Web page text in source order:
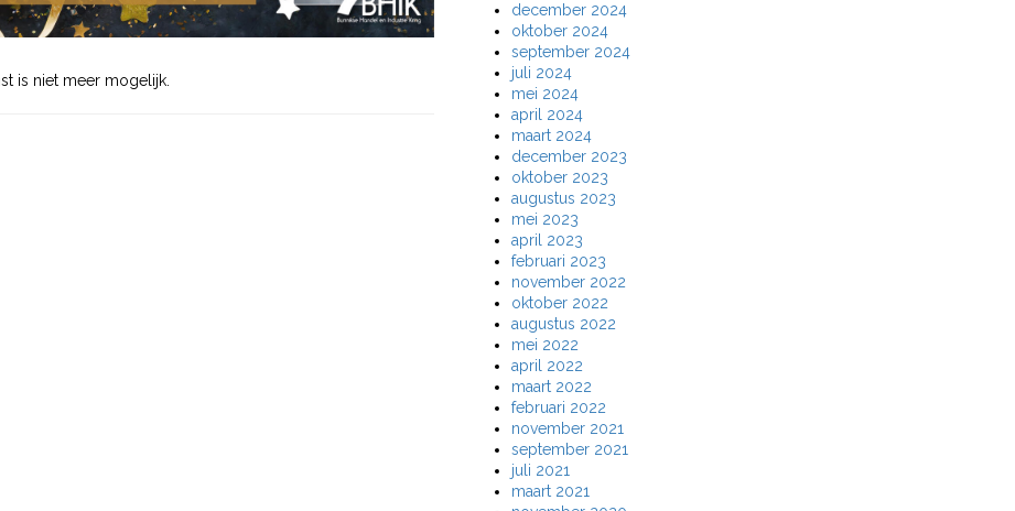
is niet meer mogelijk.
december 2024
oktober 2024
september 2024
juli 2024
mei 2024
april 2024
maart 2024
december 2023
oktober 2023
augustus 2023
mei 2023
april 2023
februari 2023
november 2022
oktober 2022
augustus 2022
mei 2022
april 2022
maart 2022
februari 2022
november 2021
september 2021
juli 2021
maart 2021